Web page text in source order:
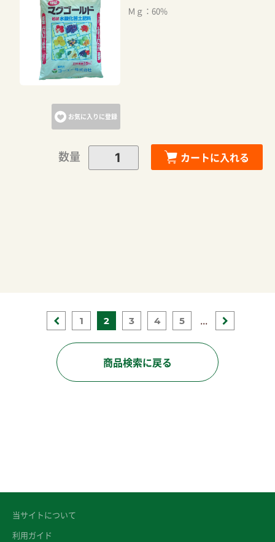
お気に入りに登録
Ｍｇ：60%
数量 カートに入れる
1 2 3 4 5 ...
商品検索に戻る
当サイトについて
利用ガイド